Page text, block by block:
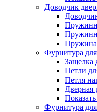
Доводчик
Пружина
Фурнитура
Защелка
Петли
Петля
Дверная
Фурнитура